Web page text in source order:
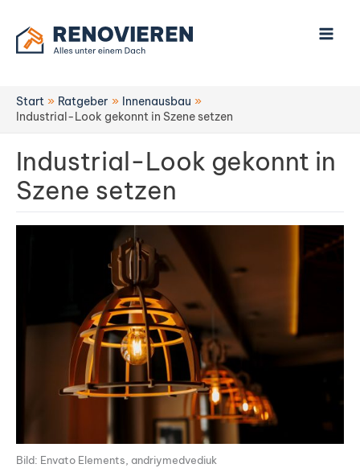
Inhalt
springen
Start Ratgeber
Innenausbau
Industrial-Look gekonnt in Szene setzen
Industrial-Look gekonnt in
Szene setzen
Bild: Envato Elements, andriymedvediuk